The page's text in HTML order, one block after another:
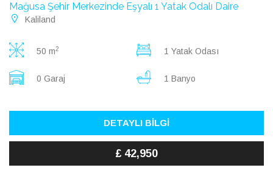
Mağusa Şehir Merkezinde Eşyalı 1 Yatak Odalı Daire
Kaliland
50 m2 1 Yatak Odası
0 Garaj 1 Banyo
DETAYLI BİLGİ
£ 42,950